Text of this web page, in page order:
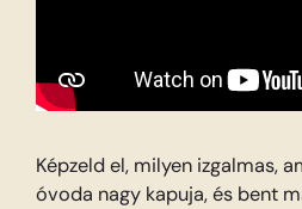
Képzeld el, milyen izgalmas,
óvoda nagy kapuja, és bent